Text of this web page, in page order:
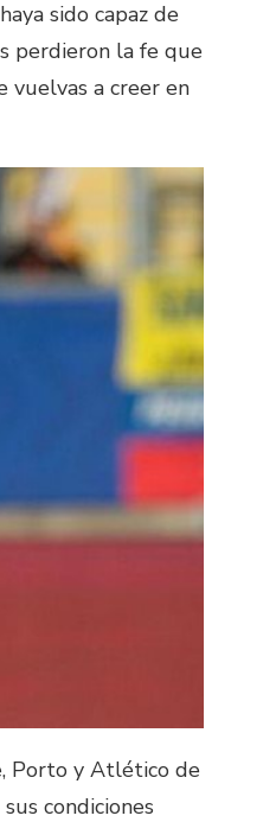
sido capaz de
perdieron la fe que
vuelvas a creer en
Porto y Atlético de
condiciones